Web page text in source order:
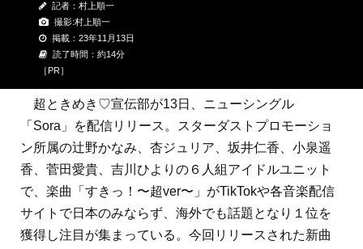
記者：村上順一
撮影:村上順一
掲載：23年11月13日
読了時間：約14分
［PR］
超ときめき♡宣伝部が13日、ニューシングル
「Sora」を配信リリース。スターダストプロモーショ
ン所属の辻野かなみ、杏ジュリア、坂井仁香、小泉遥
香、菅田愛貴、吉川ひよりの６人組アイドルユニット
で、楽曲「すきっ！〜超ver〜」がTikTokや各音楽配信
サイトで日本のみならず、海外でも話題となり１位を
獲得し注目が集まっている。今回リリースされた新曲